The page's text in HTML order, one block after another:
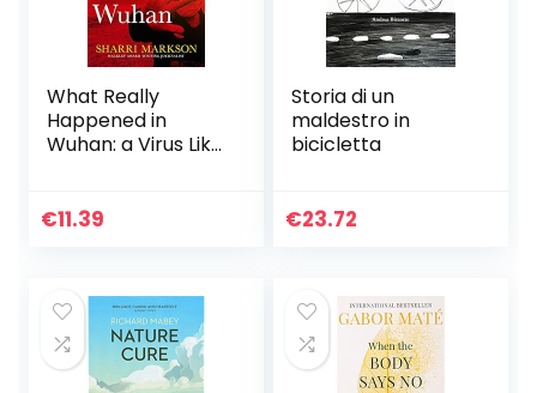
What Really
Happened in
Wuhan: a Virus Like
Infections, Millions
€11.39
Storia di un
maldestro in
bicicletta
€23.72